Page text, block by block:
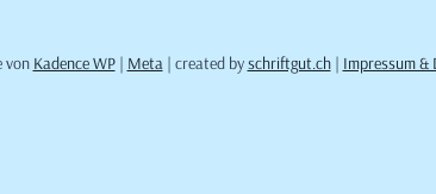
von Kadence WP| Meta| created byschriftgut.ch| Impressum &